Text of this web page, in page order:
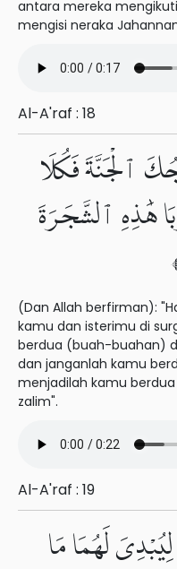
antara mereka
mengisi neraka
Al-A'raf : 18
ٱلْجَنَّةَ فَكُلَا
هَٰذِهِ ٱلشَّجَرَةَ
(Dan Allah berfirman):
kamu dan isterimu di
berdua (buah-buahan)
dan janganlah kamu
menjadilah kamu
zalim".
Al-A'raf : 19
لَهُمَا مَا